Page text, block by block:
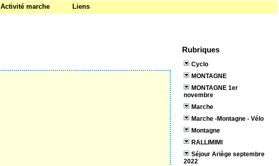
Activité marche Liens
Rubriques
Cyclo
MONTAGNE
MONTAGNE 1er
novembre
Marche
Marche -Montagne - Vélo
Montagne
RALLIMIMI
Séjour Ariège septembre
2022